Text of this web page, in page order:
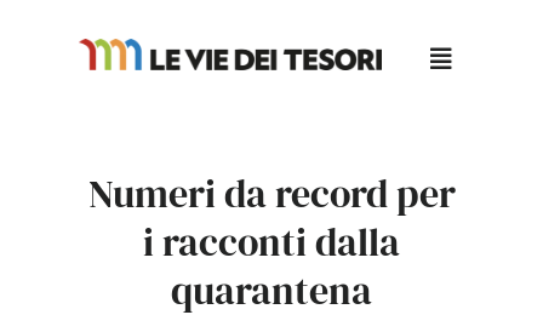
Numeri da record per
i racconti dalla
quarantena